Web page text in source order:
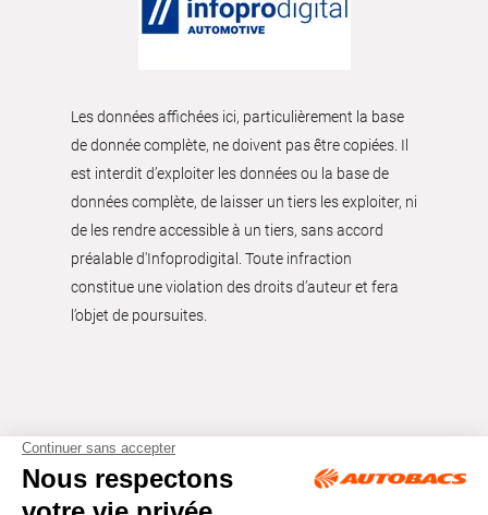
Les données affichées ici, particulièrement la base
de donnée complète, ne doivent pas être copiées. Il
est interdit d’exploiter les données ou la base de
données complète, de laisser un tiers les exploiter, ni
de les rendre accessible à un tiers, sans accord
préalable d'Infoprodigital. Toute infraction
constitue une violation des droits d’auteur et fera
l’objet de poursuites.